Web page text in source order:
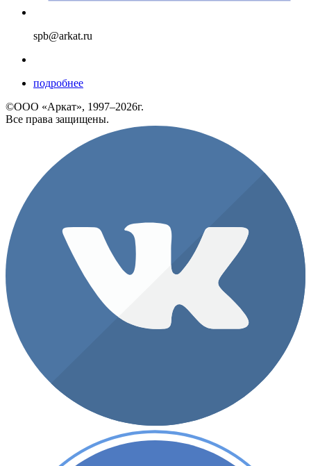
spb@arkat.ru
подробнее
©ООО «Аркат», 1997–2026г.
Все права защищены.